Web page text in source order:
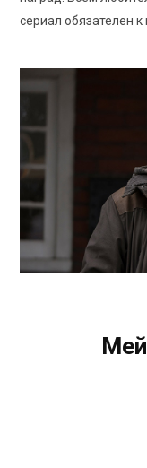
сериал обязателен к